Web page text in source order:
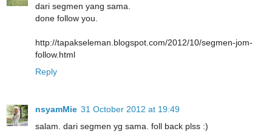
dari segmen yang sama.
done follow you.
http://tapakseleman.blogspot.com/2012/10/segmen-jom-
follow.html
Reply
nsyamMie 31 October 2012 at 19:49
salam. dari segmen yg sama. foll back plss :)